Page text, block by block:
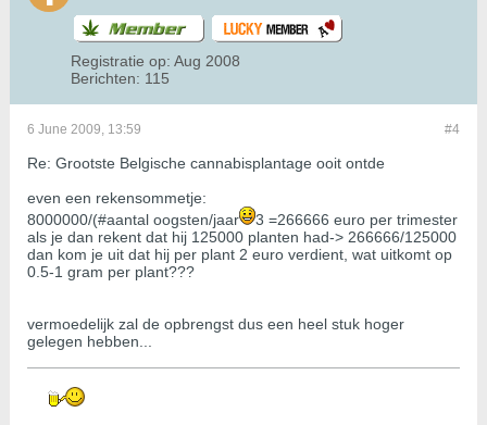
Registratie op: Aug 2008
Berichten: 115
#4
6 June 2009, 13:59
Re: Grootste Belgische cannabisplantage ooit ontde
even een rekensommetje:
8000000/(#aantal oogsten/jaar
3 =266666 euro per trimester
als je dan rekent dat hij 125000 planten had-> 266666/125000
dan kom je uit dat hij per plant 2 euro verdient, wat uitkomt op
0.5-1 gram per plant???
vermoedelijk zal de opbrengst dus een heel stuk hoger
gelegen hebben...